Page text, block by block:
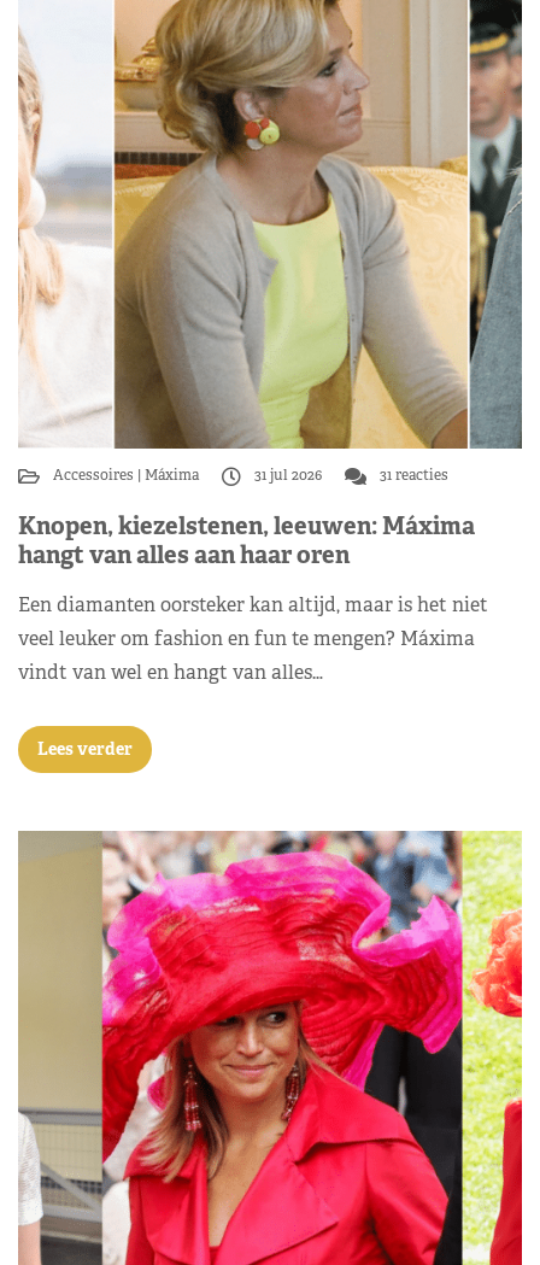
Accessoires Máxima 31 jul 2026 31 reacties
Knopen, kiezelstenen, leeuwen: Máxima
hangt van alles aan haar oren
Een diamanten oorsteker kan altijd, maar is het niet
veel leuker om fashion en fun te mengen? Máxima
vindt van wel en hangt van alles…
Lees verder